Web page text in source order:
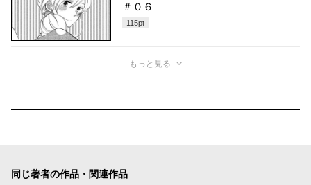
＃０６
115pt
もっと見る
同じ著者の作品・関連作品